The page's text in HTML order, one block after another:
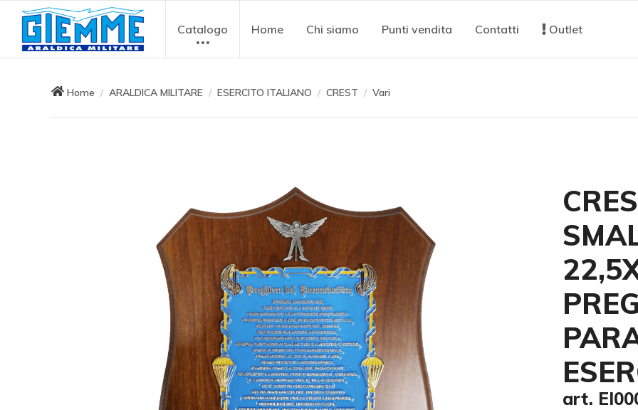
Catalogo Home Chi siamo Punti vendita Contatti Outlet
Home ARALDICA MILITARE ESERCITO ITALIANO CREST Vari
art.